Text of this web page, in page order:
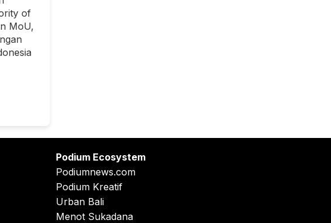
of
MoU,
Podium Ecosystem
Podiumnews.com
Podium Kreatif
Urban Bali
Menot Sukadana